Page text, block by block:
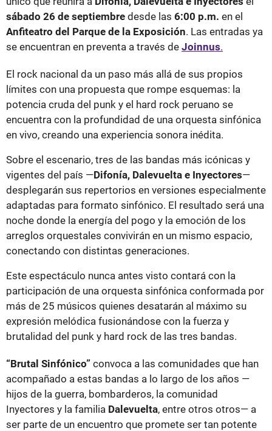
sábado 26 de septiembre desde las 6:00 p.m. en el
Anfiteatro del Parque de la Exposición. Las entradas ya
se encuentran en preventa a través de Joinnus.
El rock nacional da un paso más allá de sus propios
límites con una propuesta que rompe esquemas: la
potencia cruda del punk y el hard rock peruano se
encuentra con la profundidad de una orquesta sinfónica
en vivo, creando una experiencia sonora inédita.
Sobre el escenario, tres de las bandas más icónicas y
vigentes del país —Difonía, Dalevuelta e Inyectores—
desplegarán sus repertorios en versiones especialmente
adaptadas para formato sinfónico. El resultado será una
noche donde la energía del pogo y la emoción de los
arreglos orquestales convivirán en un mismo espacio,
conectando con distintas generaciones.
Este espectáculo nunca antes visto contará con la
participación de una orquesta sinfónica conformada por
más de 25 músicos quienes desatarán al máximo su
expresión melódica fusionándose con la fuerza y
brutalidad del punk y hard rock de las tres bandas.
“Brutal Sinfónico” convoca a las comunidades que han
acompañado a estas bandas a lo largo de los años —
hijos de la guerra, bombarderos, la comunidad
Inyectores y la familia Dalevuelta, entre otros otros— a
ser parte de un encuentro que promete ser tan potente